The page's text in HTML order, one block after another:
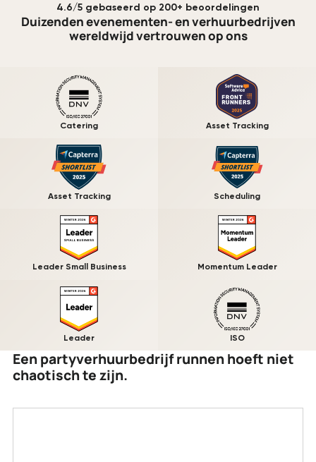
4.6/5 gebaseerd op 200+ beoordelingen
Duizenden evenementen- en verhuurbedrijven
wereldwijd vertrouwen op ons
Catering Asset Tracking
Asset Tracking Scheduling
Leader Small Business Momentum Leader
Leader ISO
Een partyverhuurbedrijf runnen hoeft niet
chaotisch te zijn.